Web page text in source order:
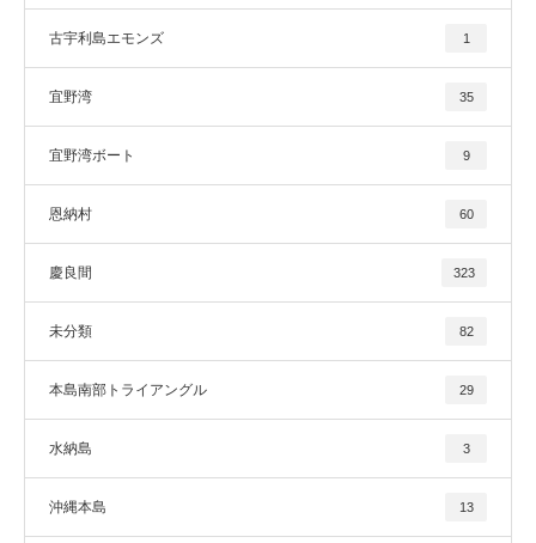
古宇利島エモンズ 1
宜野湾 35
宜野湾ボート 9
恩納村 60
慶良間 323
未分類 82
本島南部トライアングル 29
水納島 3
沖縄本島 13